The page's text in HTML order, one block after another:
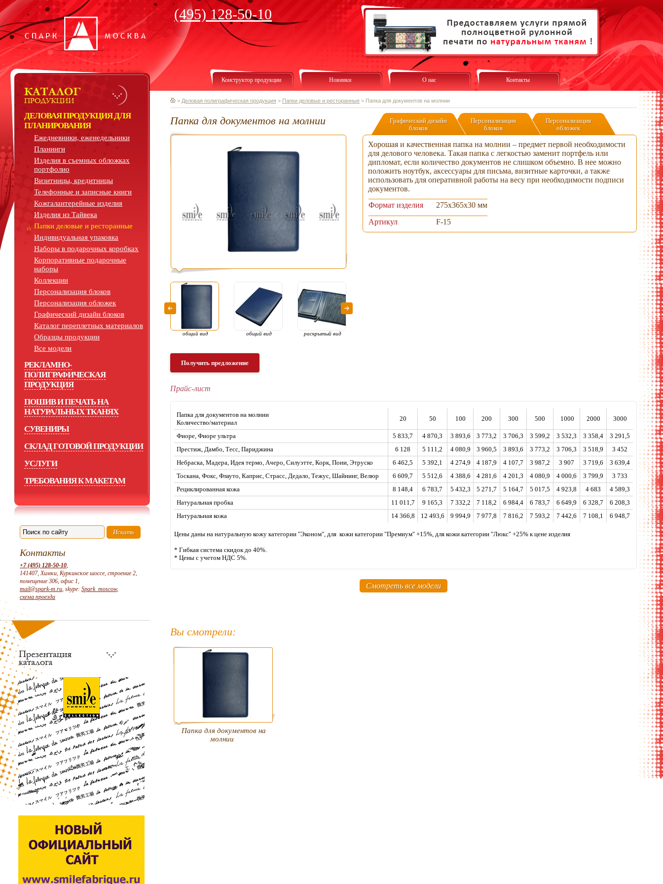
(495) 128-50-10
ДЕЛОВАЯ ПРОДУКЦИЯ ДЛЯ
ПЛАНИРОВАНИЯ
Ежедневники, еженедельники
Планинги
Изделия в съемных обложках
портфолио
Визитницы, кредитницы
Телефонные и записные книги
Кожгалантерейные изделия
Изделия из Тайвека
Папки деловые и ресторанные
Индивидуальная упаковка
Наборы в подарочных коробках
Корпоративные подарочные
наборы
Коллекции
Персонализация блоков
Персонализация обложек
Графический дизайн блоков
Каталог переплетных материалов
Образцы продукции
Все модели
РЕКЛАМНО-
ПОЛИГРАФИЧЕСКАЯ
ПРОДУКЦИЯ
ПОШИВ И ПЕЧАТЬ НА
НАТУРАЛЬНЫХ ТКАНЯХ
СУВЕНИРЫ
СКЛАД ГОТОВОЙ ПРОДУКЦИИ
УСЛУГИ
ТРЕБОВАНИЯ К МАКЕТАМ
Контакты
+7 (495) 128-50-10,
141407, Химки, Куркинское шоссе, строение 2,
помещение 306, офис 1,
mail@spark-m.ru, skype: Spark_moscow,
схема проезда
Конструктор продукции Новинки О нас Контакты
> Деловая полиграфическая продукция > Папки деловые и ресторанные > Папка для документов на молнии
Папка для документов на молнии
общий вид общий вид раскрытый вид
Получить предложение
Графический дизайн
блоков
Персонализация
блоков
Персонализация
обложек
Хорошая и качественная папка на молнии – предмет первой необходимости
для делового человека. Такая папка с легкостью заменит портфель или
дипломат, если количество документов не слишком объемно. В нее можно
положить ноутбук, аксессуары для письма, визитные карточки, а также
использовать для оперативной работы на весу при необходимости подписи
документов.
Формат изделия
275x365x30 мм
Артикул
F-15
Прайс-лист
Папка для документов на молнии
Количество/материал
20 50 100 200 300 500 1000 2000 3000
Фиоре, Фиоре ультра 5 833,7 4 870,3 3 893,6 3 773,2 3 706,3 3 599,2 3 532,3 3 358,4
3 291,5
Престиж, Дамбо, Тесс, Париджина
6 128 5 111,2 4 080,9 3 960,5 3 893,6 3 773,2 3 706,3 3 518,9
3 452
Небраска, Мадера, Идея термо, Ачеро, Силуэтте, Корк, Пони, Этруско
6 462,5 5 392,1 4 274,9 4 187,9 4 107,7 3 987,2 3 907 3 719,6
3 639,4
Тоскана, Фокс, Флауто, Каприс, Страсс, Дедало, Тежус, Шайнинг, Велюр
6 609,7 5 512,6 4 388,6 4 281,6 4 201,3 4 080,9 4 000,6 3 799,9
3 733
Рециклированная кожа
8 148,4 6 783,7 5 432,3 5 271,7 5 164,7 5 017,5 4 923,8 4 683
4 589,3
Натуральная пробка
11 011,7 9 165,3 7 332,2 7 118,2 6 984,4 6 783,7 6 649,9 6 328,7
6 208,3
Натуральная кожа
14 366,8 12 493,6 9 994,9 7 977,8 7 816,2 7 593,2 7 442,6 7 108,1 6 948,7
Цены даны на натуральную кожу категории "Эконом", для кожи категории "Премиум" +15%, для кожи категории "Люкс" +25% к цене изделия
* Гибкая система скидок до 40%.
* Цены с учетом НДС 5%.
Смотреть все модели
Вы смотрели:
Папка для документов на
молнии